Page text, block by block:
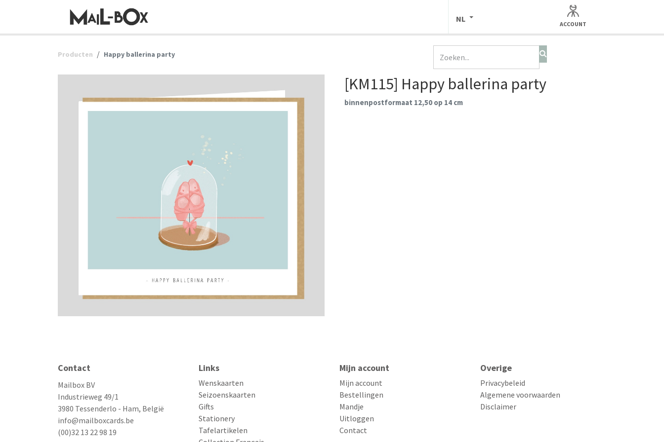
NL
ACCOUNT
Producten Happy ballerina party
[KM115] Happy ballerina party
binnenpostformaat 12,50 op 14 cm
Contact
Mailbox BV
Industrieweg 49/1
3980 Tessenderlo - Ham, België
info@mailboxcards.be
(00)32 13 22 98 19
Links
Wenskaarten
Seizoenskaarten
Gifts
Stationery
Tafelartikelen
Mijn account
Mijn account
Bestellingen
Mandje
Uitloggen
Contact
Overige
Privacybeleid
Algemene voorwaarden
Disclaimer